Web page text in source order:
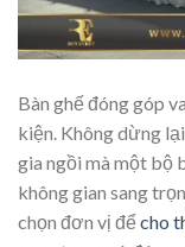
Bàn ghế đóng góp
kiện. Không dừng
gia ngồi mà một bộ
không gian sang
chọn đơn vị để cho